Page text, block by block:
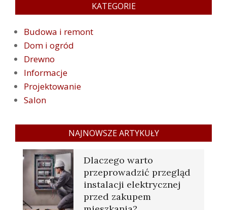
KATEGORIE
Budowa i remont
Dom i ogród
Drewno
Informacje
Projektowanie
Salon
NAJNOWSZE ARTYKUŁY
Dlaczego warto
przeprowadzić przegląd
instalacji elektrycznej
przed zakupem